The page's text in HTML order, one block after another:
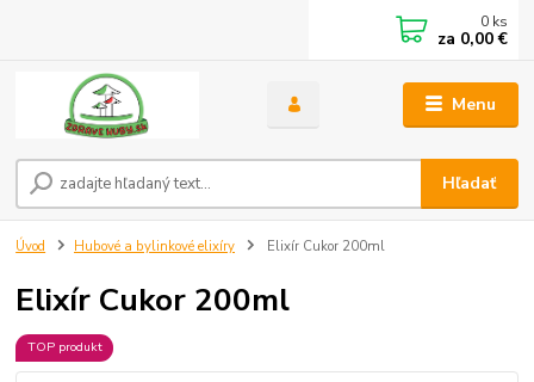
Menu
Hľadať
0 ks
za 0,00 €
Úvod Hubové a bylinkové elixíry Elixír Cukor 200ml
Elixír Cukor 200ml
TOP produkt